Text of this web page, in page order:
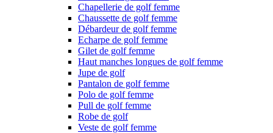
Chapellerie de golf femme
Chaussette de golf femme
Débardeur de golf femme
Echarpe de golf femme
Gilet de golf femme
Haut manches longues de golf femme
Jupe de golf
Pantalon de golf femme
Polo de golf femme
Pull de golf femme
Robe de golf
Veste de golf femme